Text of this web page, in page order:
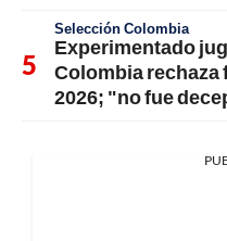
Selección Colombia
Experimentado
Colombia rechaza
2026; "no fue